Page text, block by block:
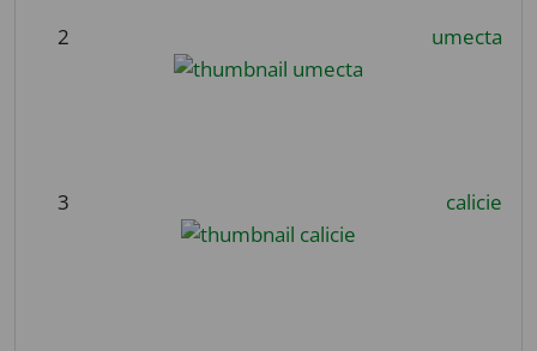
2 umecta
3 calicie